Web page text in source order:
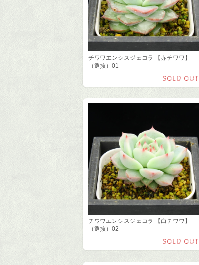
チワワエンシスジェコラ 【赤チワワ】
（選抜）01
SOLD OUT
チワワエンシスジェコラ 【白チワワ】
（選抜）02
SOLD OUT